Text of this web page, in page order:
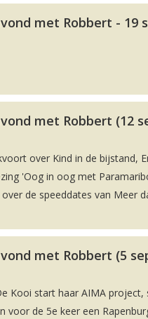
met Robbert - 19
met Robbert (12
over Kind in de bijstand,
'Oog in oog met
de speeddates van Meer
met Robbert (5
Kooi start haar AIMA project,
voor de 5e keer een